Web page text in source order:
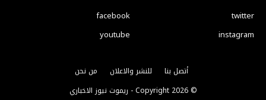
facebook
twitter
youtube
instagram
أتصل بنا للنشر والاعلان
من نحن
© Copyright
2026 - ريموت نيوز الاخباري